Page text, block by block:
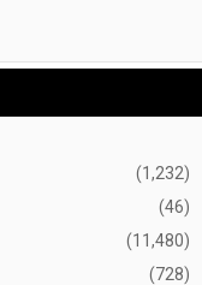
(1,232)
(46)
(11,480)
(728)